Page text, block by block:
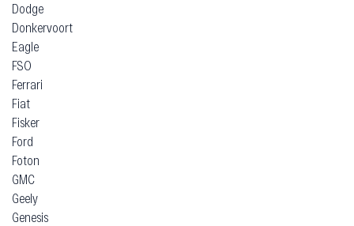
Dodge
Donkervoort
Eagle
FSO
Ferrari
Fiat
Fisker
Ford
Foton
GMC
Geely
Genesis